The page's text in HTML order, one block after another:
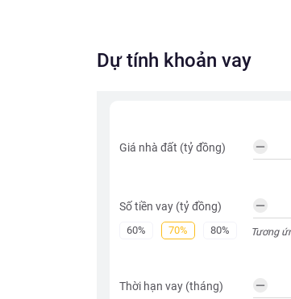
Dự tính khoản vay
Giá nhà đất (tỷ đồng)
Số tiền vay (tỷ đồng)
60% 70% 80% Tương
Thời hạn vay (tháng)